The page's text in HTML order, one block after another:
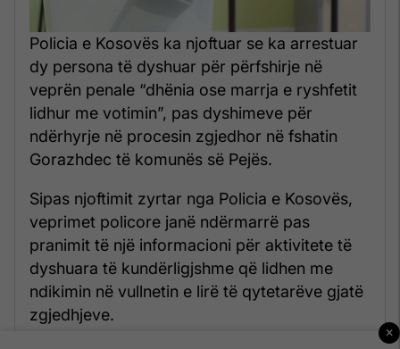
Policia e Kosovës ka njoftuar se ka arrestuar
dy persona të dyshuar për përfshirje në
veprën penale “dhënia ose marrja e ryshfetit
lidhur me votimin”, pas dyshimeve për
ndërhyrje në procesin zgjedhor në fshatin
Gorazhdec të komunës së Pejës.
Sipas njoftimit zyrtar nga Policia e Kosovës,
veprimet policore janë ndërmarrë pas
pranimit të një informacioni për aktivitete të
dyshuara të kundërligjshme që lidhen me
ndikimin në vullnetin e lirë të qytetarëve gjatë
zgjedhjeve.
×